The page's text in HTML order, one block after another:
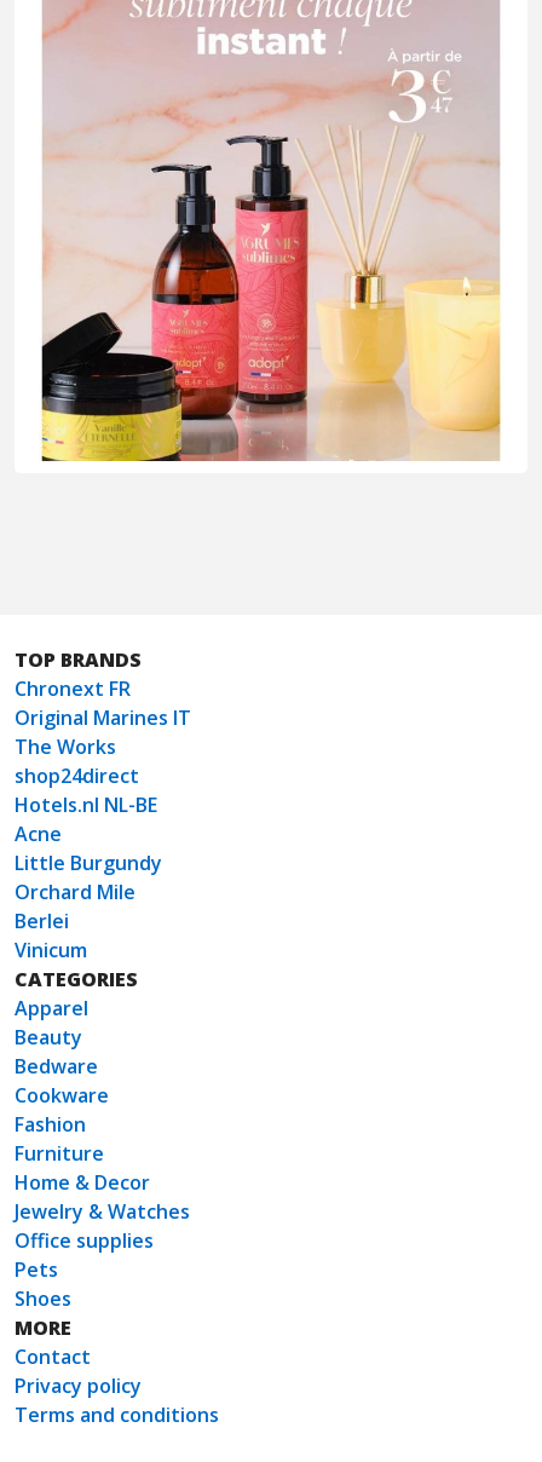
TOP BRANDS
Chronext FR
Original Marines IT
The Works
shop24direct
Hotels.nl NL-BE
Acne
Little Burgundy
Orchard Mile
Berlei
Vinicum
CATEGORIES
Apparel
Beauty
Bedware
Cookware
Fashion
Furniture
Home & Decor
Jewelry & Watches
Office supplies
Pets
Shoes
MORE
Contact
Privacy policy
Terms and conditions